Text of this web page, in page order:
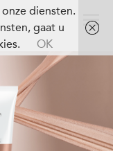
diensten.
gaat u
OK